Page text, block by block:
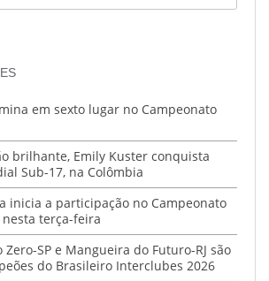
em sexto lugar no Campeonato
brilhante, Emily Kuster conquista
Sub-17, na Colômbia
inicia a participação no Campeonato
terça-feira
Zero-SP e Mangueira do Futuro-RJ são
do Brasileiro Interclubes 2026